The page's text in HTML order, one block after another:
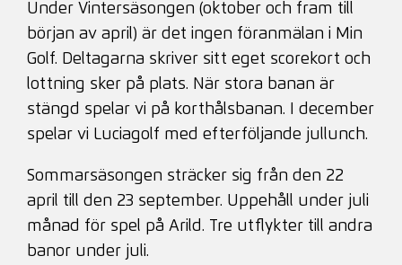
Under Vintersäsongen (oktober och fram till
början av april) är det ingen föranmälan i Min
Golf. Deltagarna skriver sitt eget scorekort och
lottning sker på plats. När stora banan är
stängd spelar vi på korthålsbanan. I december
spelar vi Luciagolf med efterföljande jullunch.
Sommarsäsongen sträcker sig från den 22
april till den 23 september. Uppehåll under juli
månad för spel på Arild. Tre utflykter till andra
banor under juli.